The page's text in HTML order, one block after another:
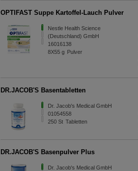
OPTIFAST Suppe Kartoffel-Lauch Pulver
Nestle Health Science
(Deutschland) GmbH
16016138
8X55g Pulver
DR.JACOB'S Basentabletten
Dr. Jacob's Medical GmbH
01054558
250St Tabletten
DR.JACOB'S Basenpulver Plus
Dr. Jacob's Medical GmbH